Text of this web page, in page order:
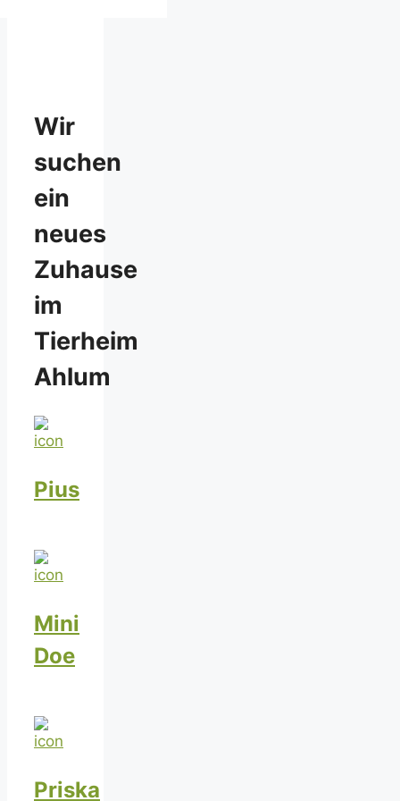
Wir
suchen
ein
neues
Zuhause
im
Tierheim
Ahlum
Pius
Mini
Doe
Priska